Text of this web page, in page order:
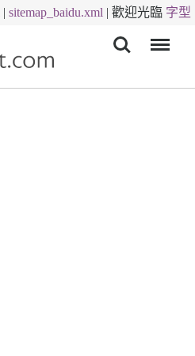
| sitemap_baidu.xml | 歡迎光臨 字型